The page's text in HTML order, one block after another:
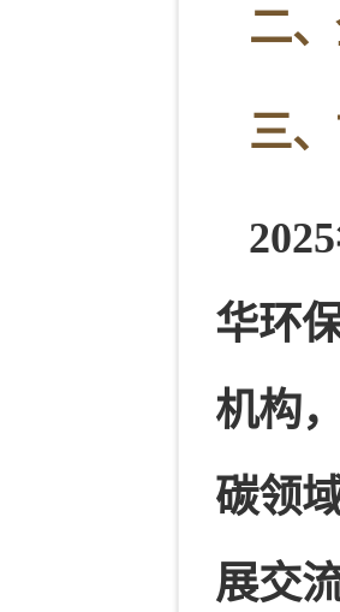
二
三
华环
机构
碳领
展交